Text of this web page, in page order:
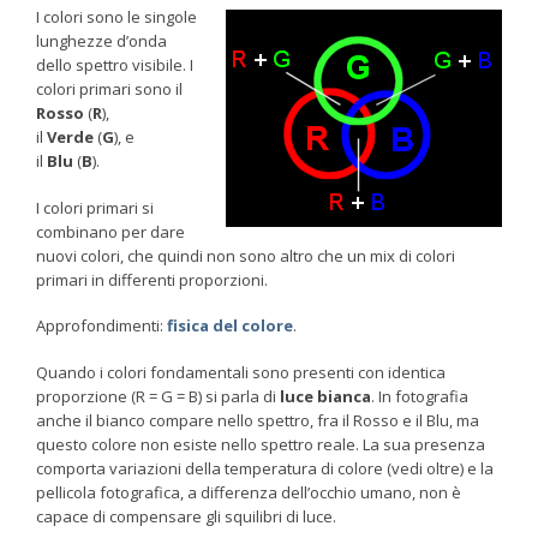
I colori sono le singole
lunghezze d’onda
dello spettro visibile. I
colori primari sono il
Rosso (R),
il Verde (G), e
il Blu (B).
I colori primari si
combinano per dare
nuovi colori, che quindi non sono altro che un mix di colori
primari in differenti proporzioni.
Approfondimenti: fisica del colore.
Quando i colori fondamentali sono presenti con identica
proporzione (R = G = B) si parla di luce bianca. In fotografia
anche il bianco compare nello spettro, fra il Rosso e il Blu, ma
questo colore non esiste nello spettro reale. La sua presenza
comporta variazioni della temperatura di colore (vedi oltre) e la
pellicola fotografica, a differenza dell’occhio umano, non è
capace di compensare gli squilibri di luce.